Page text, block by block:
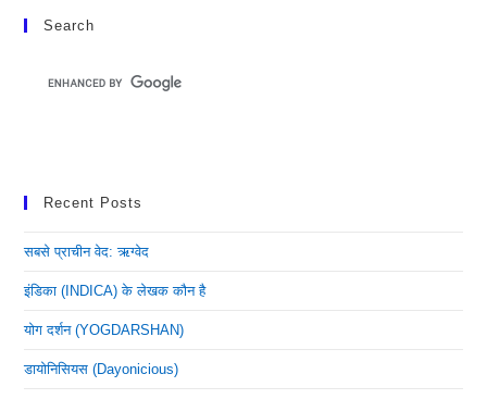
Search
Recent Posts
सबसे प्राचीन वेद: ऋग्वेद
इंडिका (INDICA) के लेखक कौन है
योग दर्शन (YOGDARSHAN)
डायोनिसियस (dayonicious)